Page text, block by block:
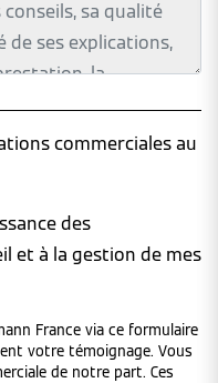
commerciales au
des
et à la gestion de mes
France via ce formulaire
votre témoignage. Vous
de notre part. Ces